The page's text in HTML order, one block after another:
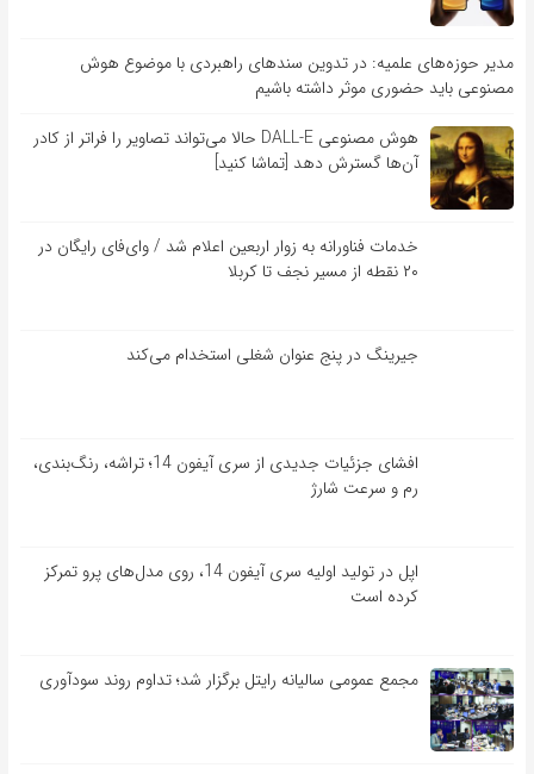
مدیر حوزه‌های علمیه: در تدوین سندهای راهبردی با موضوع هوش
مصنوعی باید حضوری موثر داشته باشیم
هوش مصنوعی DALL-E حالا می‌تواند تصاویر را فراتر از کادر
آن‌ها گسترش دهد [تماشا کنید]
خدمات فناورانه به زوار اربعین اعلام شد / وای‌فای رایگان در
۲۰ نقطه از مسیر نجف تا کربلا
جیرینگ در پنج عنوان شغلی استخدام می‌کند
افشای جزئیات جدیدی از سری آیفون 14؛ تراشه، رنگ‌بندی،
رم و سرعت شارژ
اپل در تولید اولیه سری آیفون 14، روی مدل‌های پرو تمرکز
کرده است
مجمع عمومی سالیانه رایتل برگزار شد؛ تداوم روند سودآوری